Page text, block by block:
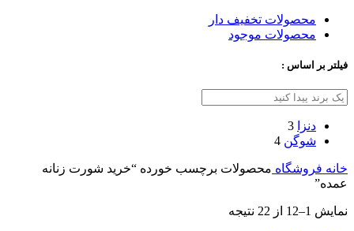
محصولات تخفیف دار
محصولات موجود
فیلتر بر اساس :
دنزا
3
شوگن 4
خانه فروشگاه محصولات برچسب خورده “خرید شورت زنانه
عمده”
نمایش 1–12 از 22 نتیجه